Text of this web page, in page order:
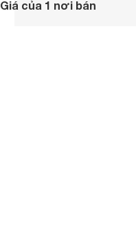
Giá của 1 nơi bán